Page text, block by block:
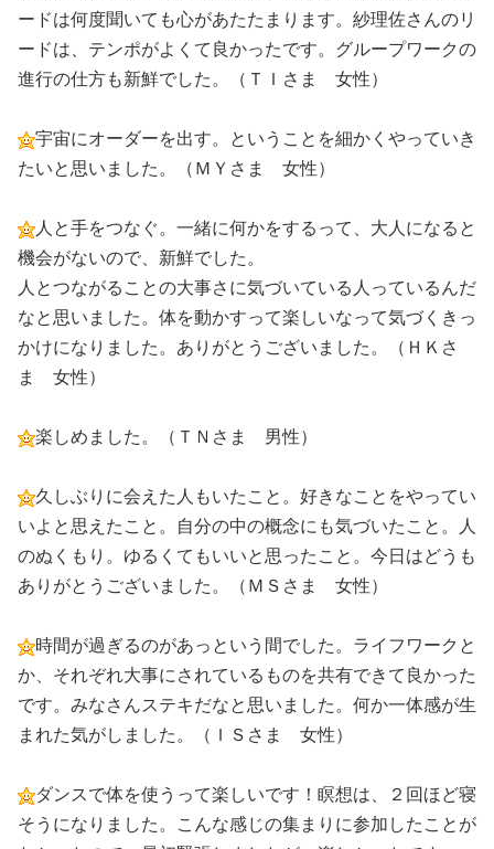
ードは何度聞いても心があたたまります。紗理佐さんのリ
ードは、テンポがよくて良かったです。グループワークの
進行の仕方も新鮮でした。（ＴＩさま 女性）
宇宙にオーダーを出す。ということを細かくやっていき
たいと思いました。（ＭＹさま 女性）
人と手をつなぐ。一緒に何かをするって、大人になると
機会がないので、新鮮でした。
人とつながることの大事さに気づいている人っているんだ
なと思いました。体を動かすって楽しいなって気づくきっ
かけになりました。ありがとうございました。（ＨＫさ
ま 女性）
楽しめました。（ＴＮさま 男性）
久しぶりに会えた人もいたこと。好きなことをやってい
いよと思えたこと。自分の中の概念にも気づいたこと。人
のぬくもり。ゆるくてもいいと思ったこと。今日はどうも
ありがとうございました。（ＭＳさま 女性）
時間が過ぎるのがあっという間でした。ライフワークと
か、それぞれ大事にされているものを共有できて良かった
です。みなさんステキだなと思いました。何か一体感が生
まれた気がしました。（ＩＳさま 女性）
ダンスで体を使うって楽しいです！瞑想は、２回ほど寝
そうになりました。こんな感じの集まりに参加したことが